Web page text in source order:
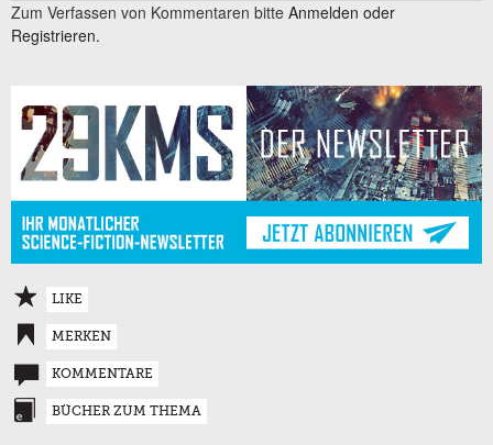
Zum Verfassen von Kommentaren bitte Anmelden oder
Registrieren.
LIKE
MERKEN
KOMMENTARE
BÜCHER ZUM THEMA